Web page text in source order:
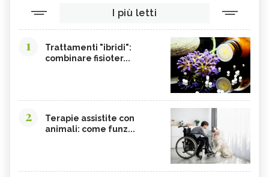
I più letti
1
Trattamenti "ibridi":
combinare fisioter...
2
Terapie assistite con
animali: come funz...